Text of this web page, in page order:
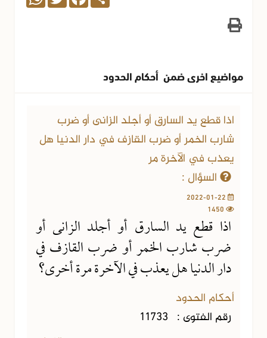
مواضيع اخرى ضمن أحكام الحدود
اذا قطع يد السارق أو أجلد الزانى أو ضرب
شارب الخمر أو ضرب القازف في دار الدنيا هل
يعذب في الآخرة مر
السؤال :
اذا قطع يد السارق أو أجلد الزانى أو
ضرب شارب الخمر أو ضرب القازف في
دار الدنيا هل يعذب في الآخرة مرة أخرى؟
أحكام الحدود
رقم الفتوى : 11733